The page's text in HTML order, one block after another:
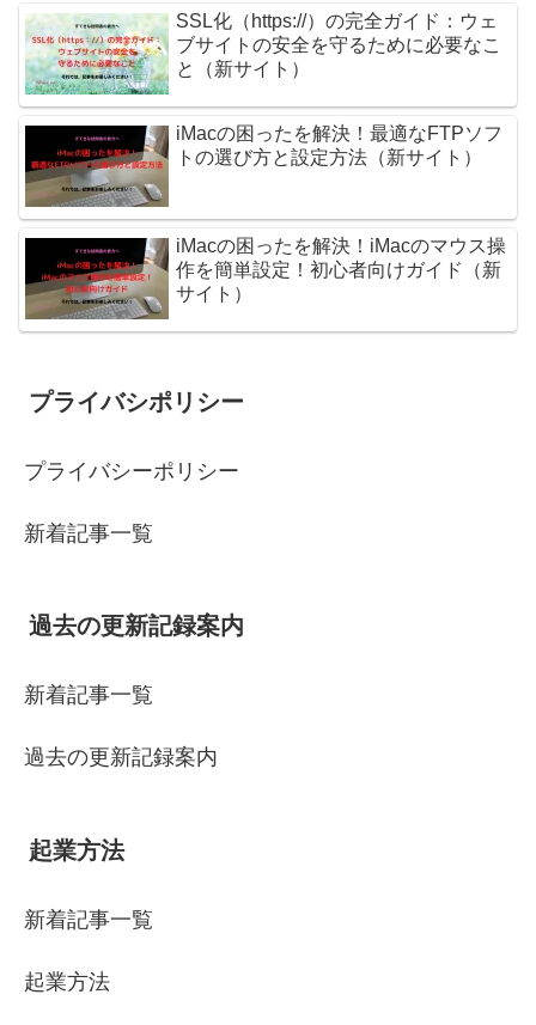
SSL化（https://）の完全ガイド：ウェ
ブサイトの安全を守るために必要なこ
と（新サイト）
iMacの困ったを解決！最適なFTPソフ
トの選び方と設定方法（新サイト）
iMacの困ったを解決！iMacのマウス操
作を簡単設定！初心者向けガイド（新
サイト）
プライバシポリシー
プライバシーポリシー
新着記事一覧
過去の更新記録案内
新着記事一覧
過去の更新記録案内
起業方法
新着記事一覧
起業方法